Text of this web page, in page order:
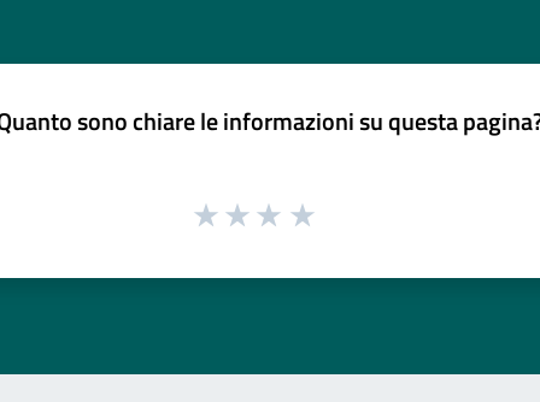
sono chiare le informazioni su questa